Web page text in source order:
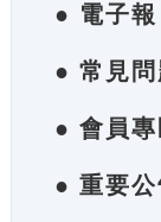
● 電子報
● 常見問
● 會員專
● 重要公